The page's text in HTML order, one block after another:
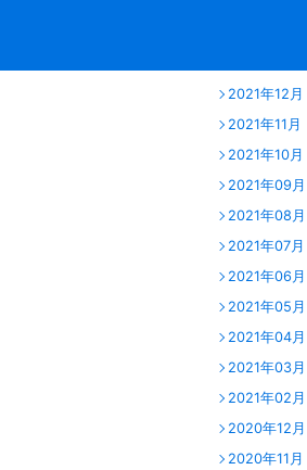
2021年12月
2021年11月
2021年10月
2021年09月
2021年08月
2021年07月
2021年06月
2021年05月
2021年04月
2021年03月
2021年02月
2020年12月
2020年11月